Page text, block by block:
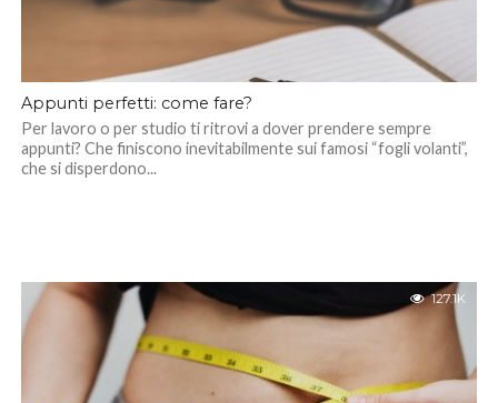
Appunti perfetti: come fare?
Per lavoro o per studio ti ritrovi a dover prendere sempre
appunti? Che finiscono inevitabilmente sui famosi “fogli volanti”,
che si disperdono...
127.1K